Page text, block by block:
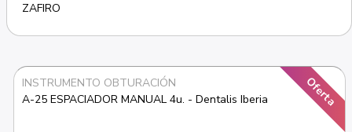
ZAFIRO
Oferta
INSTRUMENTO OBTURACIÓN
A-25 ESPACIADOR MANUAL 4u. - Dentalis Iberia